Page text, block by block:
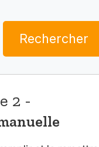
Rechercher
2 -